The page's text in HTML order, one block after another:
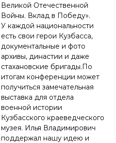
Великой Отечественной
Войны. Вклад в Победу».
У каждой национальности
есть свои герои Кузбасса,
документальные и фото
архивы, династии и даже
стахановские бригады.По
итогам конференции может
получиться замечательная
выставка для отдела
военной истории
Кузбасского краеведческого
музея. Илья Владимирович
поддержал нашу идею и